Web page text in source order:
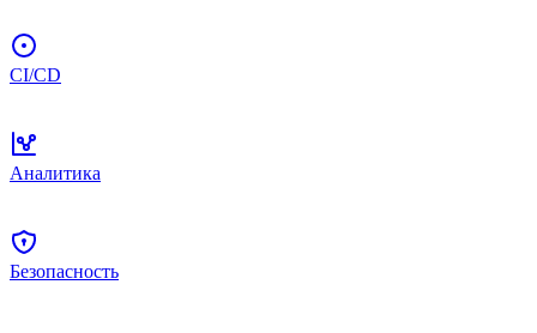
CI/CD
Аналитика
Безопасность